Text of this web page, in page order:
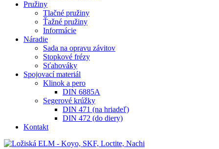
Pružiny
Tlačné pružiny
Ťažné pružiny
Informácie
Náradie
Sada na opravu závitov
Stopkové frézy
Sťahováky
Spojovací materiál
Klinok a pero
DIN 6885A
Segerové krúžky
DIN 471 (na hriadeľ)
DIN 472 (do diery)
Kontakt